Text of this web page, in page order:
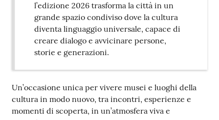
l’edizione 2026 trasforma la città in un
grande spazio condiviso dove la cultura
diventa linguaggio universale, capace di
creare dialogo e avvicinare persone,
storie e generazioni.
Un’occasione unica per vivere musei e luoghi della
cultura in modo nuovo, tra incontri, esperienze e
momenti di scoperta, in un’atmosfera viva e